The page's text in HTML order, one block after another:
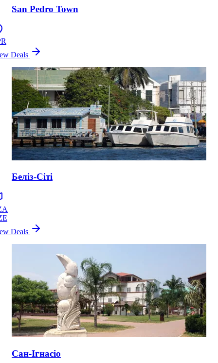
San Pedro Town
Deals
Беліз-Сіті
Deals
Сан-Ігнасіо